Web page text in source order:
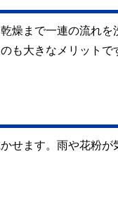
燥まで一連の流れを
も大きなメリットで
せます。雨や花粉が